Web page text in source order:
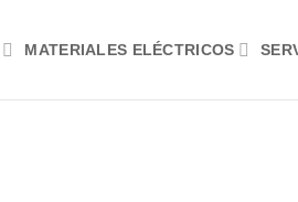
MATERIALES ELÉCTRICOS